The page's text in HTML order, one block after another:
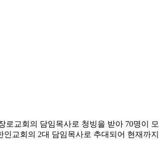
교회의 담임목사로 청빙을 받아 70명이
교회의 2대 담임목사로 추대되어 현재까